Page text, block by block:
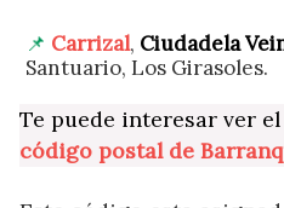
Carrizal, Ciudadela
Santuario, Los Girasoles.
Te puede interesar ver
código postal de